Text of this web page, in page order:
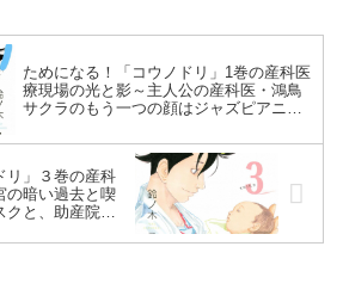
ためになる！「コウノドリ」1巻の産科医
療現場の光と影～主人公の産科医・鴻鳥
サクラのもう一つの顔はジャズピアニス
病etc…～
リ」３巻の産科
の暗い過去と喫
と、助産院希